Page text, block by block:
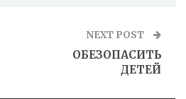
NEXT POST
ОБЕЗОПАСИТЬ
ДЕТЕЙ